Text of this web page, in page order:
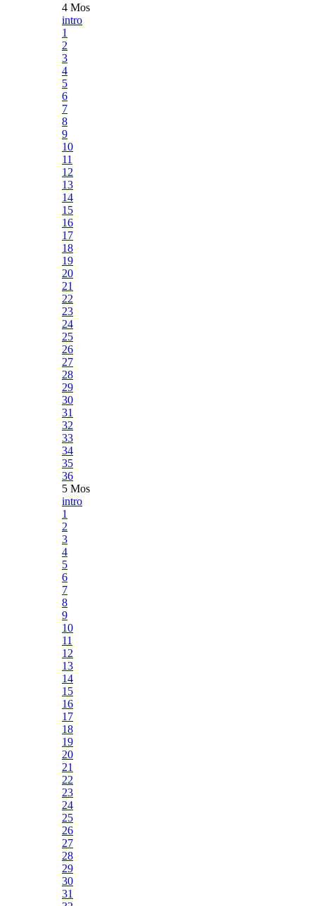
4 Mos
intro
1
2
3
4
5
6
7
8
9
10
11
12
13
14
15
16
17
18
19
20
21
22
23
24
25
26
27
28
29
30
31
32
33
34
35
36
5 Mos
intro
1
2
3
4
5
6
7
8
9
10
11
12
13
14
15
16
17
18
19
20
21
22
23
24
25
26
27
28
29
30
31